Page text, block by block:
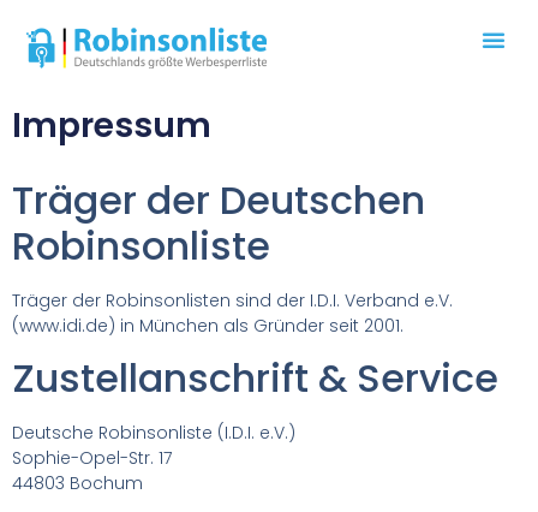
Impressum
Träger der Deutschen
Robinsonliste
Träger der Robinsonlisten sind der I.D.I. Verband e.V.
(www.idi.de) in München als Gründer seit 2001.
Zustellanschrift & Service
Deutsche Robinsonliste (I.D.I. e.V.)
Sophie-Opel-Str. 17
44803 Bochum